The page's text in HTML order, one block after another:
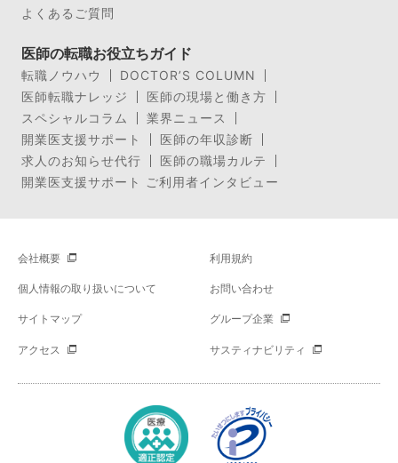
よくあるご質問
医師の転職お役立ちガイド
転職ノウハウ
DOCTOR’S COLUMN
医師転職ナレッジ
医師の現場と働き方
スペシャルコラム
業界ニュース
開業医支援サポート
医師の年収診断
求人のお知らせ代行
医師の職場カルテ
開業医支援サポート ご利用者インタビュー
会社概要 利用規約
個人情報の取り扱いについて お問い合わせ
サイトマップ グループ企業
アクセス サスティナビリティ